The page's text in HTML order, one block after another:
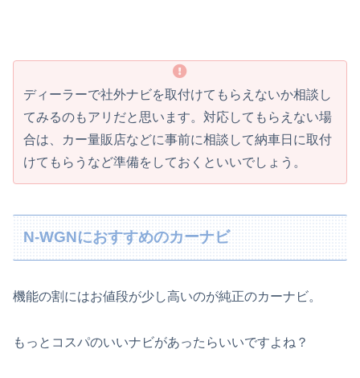
ディーラーで社外ナビを取付けてもらえないか相談し
てみるのもアリだと思います。対応してもらえない場
合は、カー量販店などに事前に相談して納車日に取付
けてもらうなど準備をしておくといいでしょう。
N-WGNにおすすめのカーナビ
機能の割にはお値段が少し高いのが純正のカーナビ。
もっとコスパのいいナビがあったらいいですよね？